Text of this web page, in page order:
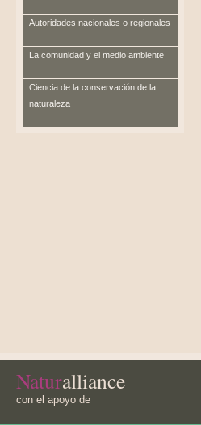
Autoridades nacionales o regionales
La comunidad y el medio ambiente
Ciencia de la conservación de la
naturaleza
Naturalliance
con el apoyo de